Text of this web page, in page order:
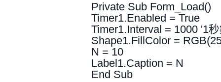
Private Sub Form_Load()
Timer1.Enabled = True
Timer1.Interval = 1000 '1
Shape1.FillColor =
N = 10
Label1.Caption = N
End Sub